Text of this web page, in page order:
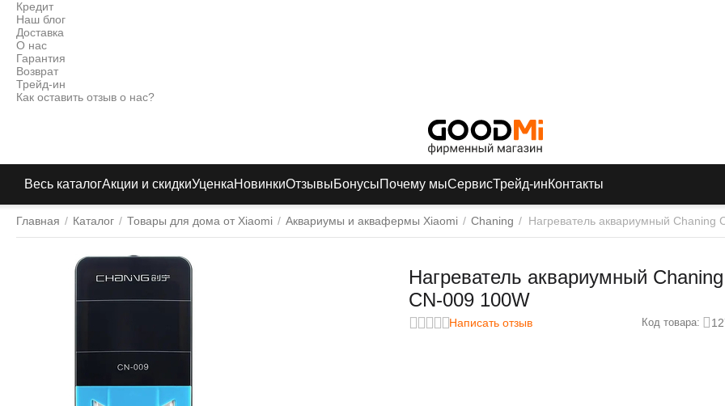
Кредит
Наш блог
Доставка
О нас
Гарантия
Возврат
Трейд-ин
Как оставить отзыв о нас?
Весь каталогАкции и скидкиУценкаНовинкиОтзывыБонусыПочему мыСервисТрейд-инКонтакты
Главная / Каталог / Товары для дома от Xiaomi / Аквариумы и аквафермы Xiaomi / Chaning / Нагреватель аквариумный Chaning
Нагреватель аквариумный Chaning
CN-009 100W
Написать отзыв Код товара: